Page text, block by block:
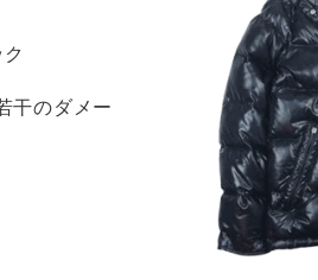
干のダメー